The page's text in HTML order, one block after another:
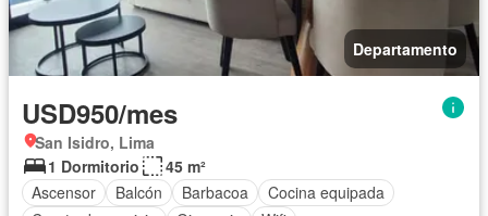
Departamento
USD950/mes
San Isidro, Lima
1 Dormitorio
45 m²
Ascensor
Balcón Barbacoa
Cocina equipada